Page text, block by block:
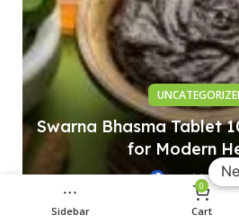
Swarna Bhasma Tablet
for Modern
Meddrop
Sidebar
0
Cart